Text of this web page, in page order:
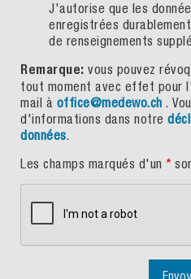
J'autorise que les
enregistrées
de renseignements
Remarque: vous pouvez
tout moment avec effet pour
mail à office@medewo.ch .
d'informations dans notre
données.
Les champs marqués d'un *